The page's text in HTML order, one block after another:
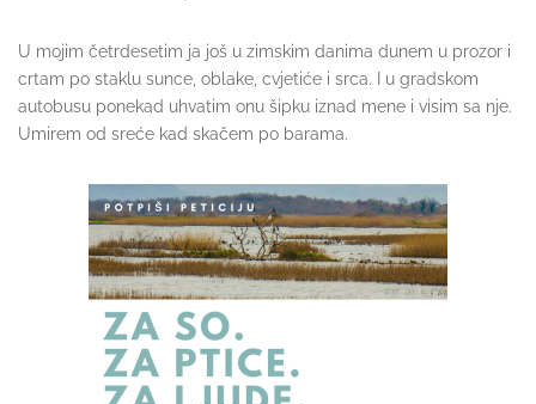
U mojim četrdesetim ja još u zimskim danima dunem u prozor i
crtam po staklu sunce, oblake, cvjetiće i srca. I u gradskom
autobusu ponekad uhvatim onu šipku iznad mene i visim sa nje.
Umirem od sreće kad skačem po barama.